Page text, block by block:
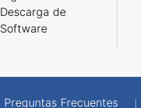
Descarga de
Software
Preguntas Frecuentes